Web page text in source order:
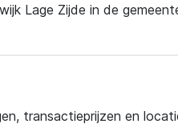
Lage Zijde in de
transactieprijzen en